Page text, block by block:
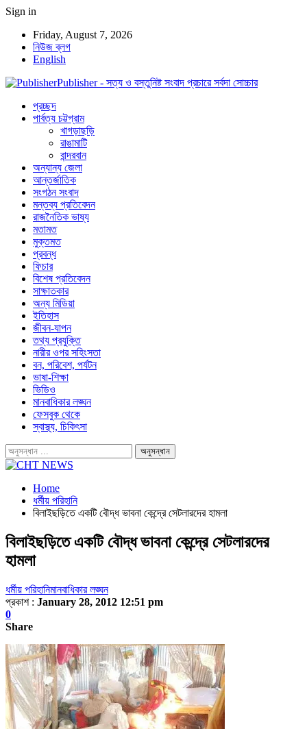
Sign in
Friday, August 7, 2026
নিউজ ব্লগ
English
Publisher - সত্য ও বস্তুনিষ্ট সংবাদ প্রচারে সর্বদা সোচ্চার
প্রচ্ছদ
পার্বত্য চট্টগ্রাম
খাগড়াছড়ি
রাঙামাটি
বান্দরবান
অন্যান্য জেলা
আন্তর্জাতিক
সংগঠন সংবাদ
মন্তব্য প্রতিবেদন
রাজনৈতিক ভাষ্য
মতামত
মুক্তমত
প্রবন্ধ
ফিচার
বিশেষ প্রতিবেদন
সাক্ষাতকার
অন্য মিডিয়া
ইতিহাস
জীবন-যাপন
তথ্য প্রযুক্তি
নারীর ওপর সহিংসতা
বন, পরিবেশ, পর্যটন
ভাষা-শিক্ষা
ভিডিও
মানবাধিকার লঙ্ঘন
ফেসবুক থেকে
স্বাস্থ্য, চিকিৎসা
Home
ধর্মীয় পরিহানি
বিলাইছড়িতে একটি বৌদ্ধ ভাবনা কেন্দ্রে সেটলারদের হামলা
বিলাইছড়িতে একটি বৌদ্ধ ভাবনা কেন্দ্রে সেটলারদের
হামলা
ধর্মীয় পরিহানিমানবাধিকার লঙ্ঘন
প্রকাশ : January 28, 2012 12:51 pm
0
Share